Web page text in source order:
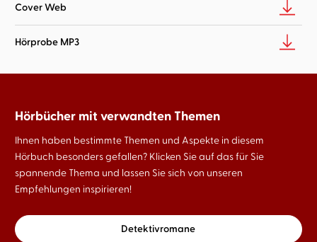
Cover Web
Hörprobe MP3
Hörbücher mit verwandten Themen
Ihnen haben bestimmte Themen und Aspekte in diesem
Hörbuch besonders gefallen? Klicken Sie auf das für Sie
spannende Thema und lassen Sie sich von unseren
Empfehlungen inspirieren!
Detektivromane